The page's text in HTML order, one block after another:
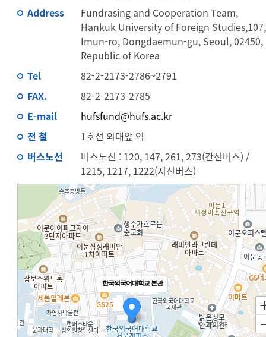
Address
Fundrasing and Cooperation Team,
Hankuk University of Foreign Studies,107,
Imun-ro, Dongdaemun-gu, Seoul, 02450,
Republic of Korea
Tel
82-2-2173-2786~2791
FAX.
82-2-2173-2785
E-mail
hufsfund@hufs.ac.kr
전 철
1호선 외대앞 역
버스노선
버스노선 : 120, 147, 261, 273(간선버스) /
1215, 1217, 1222(지선버스)
한국외국어대학교 본관